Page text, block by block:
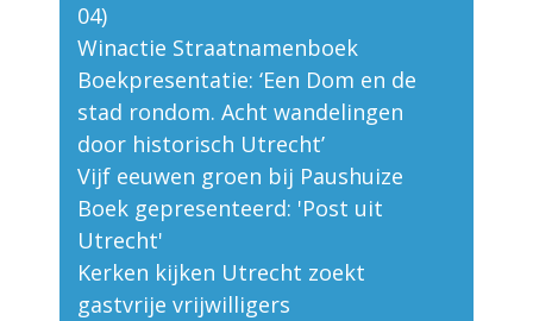
04)
Winactie Straatnamenboek
Boekpresentatie: ‘Een Dom en de
stad rondom. Acht wandelingen
door historisch Utrecht’
Vijf eeuwen groen bij Paushuize
Boek gepresenteerd: 'Post uit
Utrecht'
Kerken kijken Utrecht zoekt
gastvrije vrijwilligers